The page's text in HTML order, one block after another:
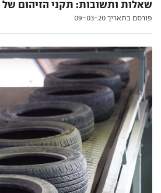
שאלות ותשובות: תקני הזיהום של
פורסם בתאריך 09-03-20